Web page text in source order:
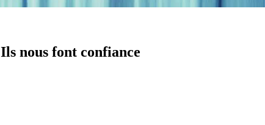
Ils nous font confiance